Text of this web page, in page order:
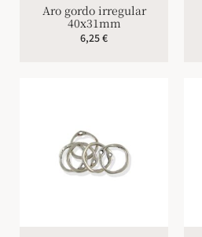
Aro gordo irregular
40x31mm
6,25€